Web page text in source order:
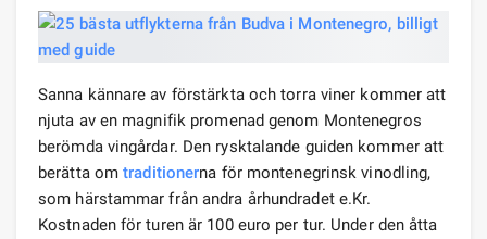
Sanna kännare av förstärkta och torra viner kommer att
njuta av en magnifik promenad genom Montenegros
berömda vingårdar. Den rysktalande guiden kommer att
berätta omtraditionerna för montenegrinsk vinodling,
som härstammar från andra århundradet e.Kr.
Kostnaden för turen är 100 euro per tur. Under den åtta